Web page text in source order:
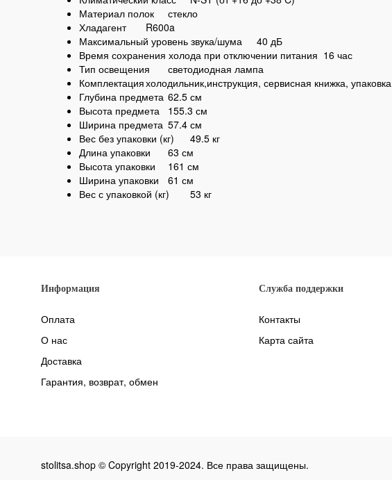
Материал полок
стекло
Хладагент
R600a
Максимальный уровень звука/шума
40 дБ
Время сохранения холода при отключении питания 16 час
Тип освещения
светодиодная лампа
Комплектацияхолодильник,инструкция, сервисная книжка, упаковка
Глубина предмета 62.5 см
Высота предмета
155.3 см
Ширина предмета 57.4 см
Вес без упаковки (кг)
49.5 кг
Длина упаковки
63 см
Высота упаковки
161 см
Ширина упаковки
61 см
Вес с упаковкой (кг)
53 кг
Информация
Оплата
О нас
Доставка
Гарантия, возврат, обмен
Служба поддержки
Контакты
Карта сайта
stolitsa.shop © Copyright 2019-2024. Все права защищены.